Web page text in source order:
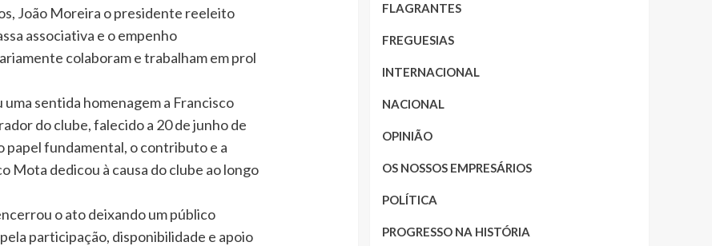
João Moreira o presidente reeleito
associativa e o empenho
colaboram e trabalham em prol
sentida homenagem a Francisco
do clube, falecido a 20 de junho de
papel fundamental, o contributo e a
Mota dedicou à causa do clube ao longo
o ato deixando um público
participação, disponibilidade e apoio
FLAGRANTES
FREGUESIAS
INTERNACIONAL
NACIONAL
OPINIÃO
OS NOSSOS EMPRESÁRIOS
POLÍTICA
PROGRESSO NA HISTÓRIA